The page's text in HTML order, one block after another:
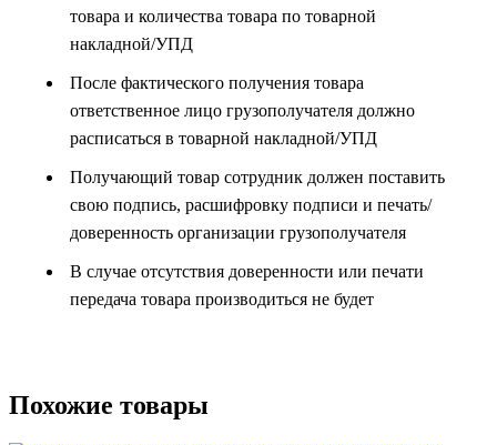
товара и количества товара по товарной
накладной/УПД
После фактического получения товара
ответственное лицо грузополучателя должно
расписаться в товарной накладной/УПД
Получающий товар сотрудник должен поставить
свою подпись, расшифровку подписи и печать/
доверенность организации грузополучателя
В случае отсутствия доверенности или печати
передача товара производиться не будет
Похожие товары